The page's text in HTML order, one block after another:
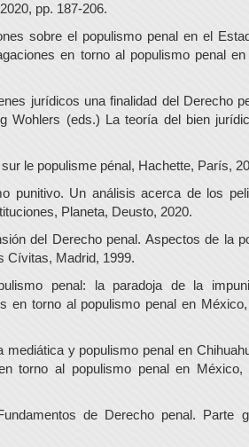
pp. 187-206.
sobre el populismo penal en el
en torno al populismo penal
jurídicos una finalidad del Derecho
Wohlers (eds.) La teoría del bien
le populisme pénal, Hachette, París,
punitivo. Un análisis acerca de los
Planeta, Deusto, 2020.
del Derecho penal. Aspectos de la
Cívitas, Madrid, 1999.
penal: la paradoja de la
en torno al populismo penal en
y populismo penal en
torno al populismo penal en México,
de Derecho penal. Parte